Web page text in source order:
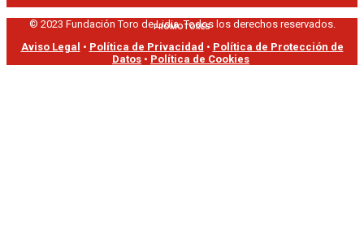
PROMOTORES
© 2023 Fundación Toro de Lidia. Todos los derechos reservados.
Aviso Legal • Política de Privacidad • Política de Protección de
Datos • Política de Cookies